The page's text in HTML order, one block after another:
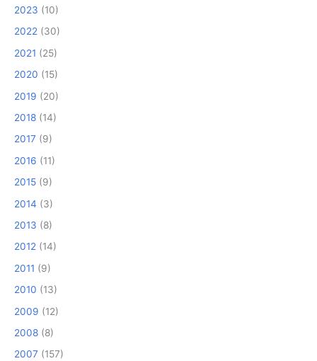
2023 (10)
2022 (30)
2021 (25)
2020 (15)
2019 (20)
2018 (14)
2017 (9)
2016 (11)
2015 (9)
2014 (3)
2013 (8)
2012 (14)
2011 (9)
2010 (13)
2009 (12)
2008 (8)
2007 (157)